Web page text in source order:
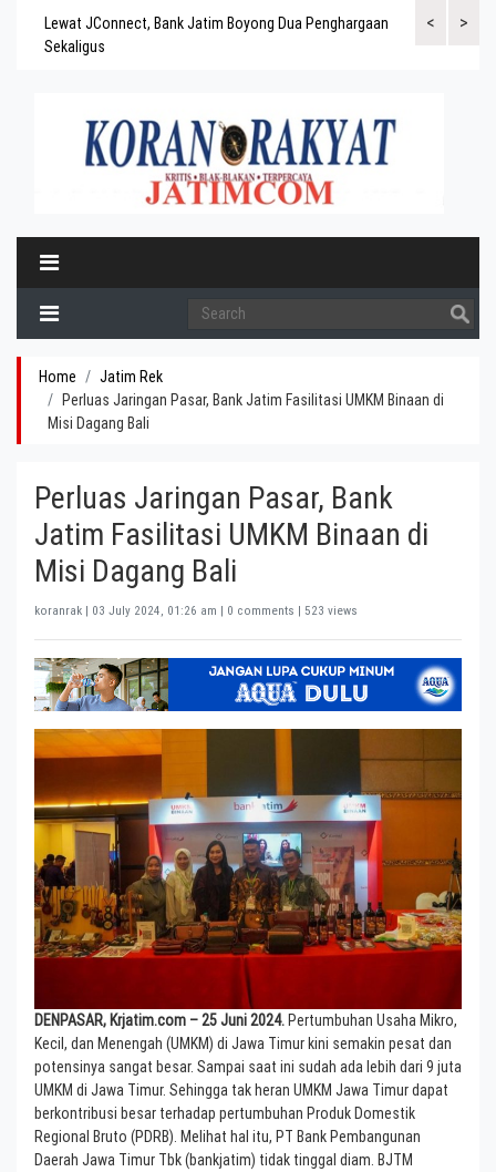
<
Lewat JConnect, Bank Jatim Boyong Dua Penghargaan
Sekaligus
Bank Jatim
>
Home
Jatim Rek
Perluas Jaringan Pasar, Bank Jatim Fasilitasi UMKM Binaan di
Misi Dagang Bali
Perluas Jaringan Pasar, Bank
Jatim Fasilitasi UMKM Binaan di
Misi Dagang Bali
koranrak | 03 July 2024, 01:26 am | 0 comments | 523 views
DENPASAR, Krjatim.com – 25 Juni 2024. Pertumbuhan Usaha Mikro,
Kecil, dan Menengah (UMKM) di Jawa Timur kini semakin pesat dan
potensinya sangat besar. Sampai saat ini sudah ada lebih dari 9 juta
UMKM di Jawa Timur. Sehingga tak heran UMKM Jawa Timur dapat
berkontribusi besar terhadap pertumbuhan Produk Domestik
Regional Bruto (PDRB). Melihat hal itu, PT Bank Pembangunan
Daerah Jawa Timur Tbk (bankjatim) tidak tinggal diam. BJTM